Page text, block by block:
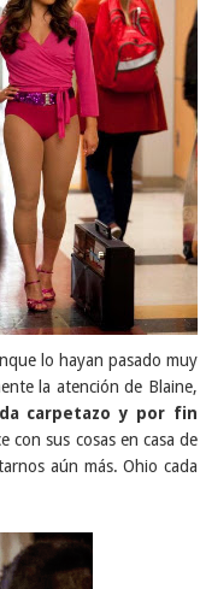
lo hayan pasado muy
la atención de Blaine,
carpetazo y por fin
con sus cosas en casa de
aún más. Ohio cada